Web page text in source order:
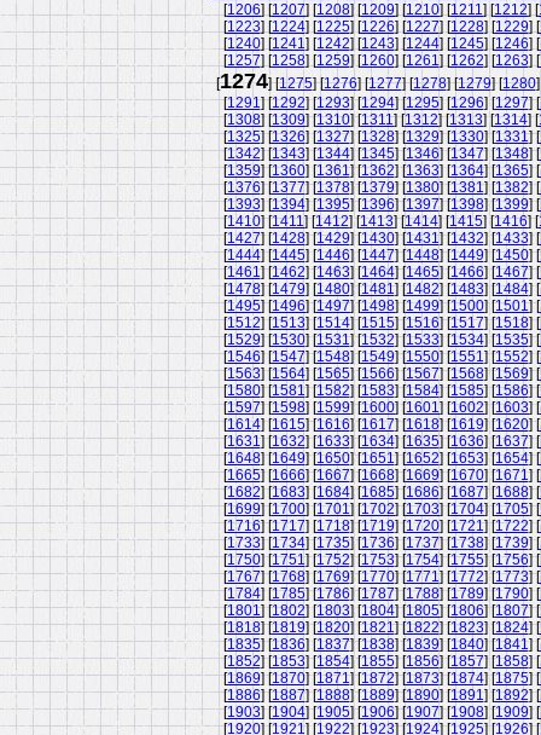
[1206] [1207] [1208] [1209] [1210] [1211] [1212] [
[1223] [1224] [1225] [1226] [1227] [1228] [1229] [
[1240] [1241] [1242] [1243] [1244] [1245] [1246] [
[1257] [1258] [1259] [1260] [1261] [1262] [1263] [
[1274] [1275] [1276] [1277] [1278] [1279] [1280
[1291] [1292] [1293] [1294] [1295] [1296] [1297] [
[1308] [1309] [1310] [1311] [1312] [1313] [1314] [
[1325] [1326] [1327] [1328] [1329] [1330] [1331] [
[1342] [1343] [1344] [1345] [1346] [1347] [1348] [
[1359] [1360] [1361] [1362] [1363] [1364] [1365] [
[1376] [1377] [1378] [1379] [1380] [1381] [1382] [
[1393] [1394] [1395] [1396] [1397] [1398] [1399] [
[1410] [1411] [1412] [1413] [1414] [1415] [1416] [
[1427] [1428] [1429] [1430] [1431] [1432] [1433] [
[1444] [1445] [1446] [1447] [1448] [1449] [1450] [
[1461] [1462] [1463] [1464] [1465] [1466] [1467] [
[1478] [1479] [1480] [1481] [1482] [1483] [1484] [
[1495] [1496] [1497] [1498] [1499] [1500] [1501] [
[1512] [1513] [1514] [1515] [1516] [1517] [1518] [
[1529] [1530] [1531] [1532] [1533] [1534] [1535] [
[1546] [1547] [1548] [1549] [1550] [1551] [1552] [
[1563] [1564] [1565] [1566] [1567] [1568] [1569] [
[1580] [1581] [1582] [1583] [1584] [1585] [1586] [
[1597] [1598] [1599] [1600] [1601] [1602] [1603] [
[1614] [1615] [1616] [1617] [1618] [1619] [1620] [
[1631] [1632] [1633] [1634] [1635] [1636] [1637] [
[1648] [1649] [1650] [1651] [1652] [1653] [1654] [
[1665] [1666] [1667] [1668] [1669] [1670] [1671] [
[1682] [1683] [1684] [1685] [1686] [1687] [1688] [
[1699] [1700] [1701] [1702] [1703] [1704] [1705] [
[1716] [1717] [1718] [1719] [1720] [1721] [1722] [
[1733] [1734] [1735] [1736] [1737] [1738] [1739] [
[1750] [1751] [1752] [1753] [1754] [1755] [1756] [
[1767] [1768] [1769] [1770] [1771] [1772] [1773] [
[1784] [1785] [1786] [1787] [1788] [1789] [1790] [
[1801] [1802] [1803] [1804] [1805] [1806] [1807] [
[1818] [1819] [1820] [1821] [1822] [1823] [1824] [
[1835] [1836] [1837] [1838] [1839] [1840] [1841] [
[1852] [1853] [1854] [1855] [1856] [1857] [1858] [
[1869] [1870] [1871] [1872] [1873] [1874] [1875] [
[1886] [1887] [1888] [1889] [1890] [1891] [1892] [
[1903] [1904] [1905] [1906] [1907] [1908] [1909] [
[1920] [1921] [1922] [1923] [1924] [1925] [1926] [